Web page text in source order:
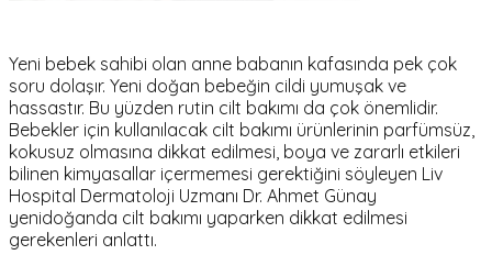
Yeni bebek sahibi olan anne babanın kafasında pek çok
soru dolaşır. Yeni doğan bebeğin cildi yumuşak ve
hassastır. Bu yüzden rutin cilt bakımı da çok önemlidir.
Bebekler için kullanılacak cilt bakımı ürünlerinin parfümsüz,
kokusuz olmasına dikkat edilmesi, boya ve zararlı etkileri
bilinen kimyasallar içermemesi gerektiğini söyleyen Liv
Hospital Dermatoloji Uzmanı Dr. Ahmet Günay
yenidoğanda cilt bakımı yaparken dikkat edilmesi
gerekenleri anlattı.